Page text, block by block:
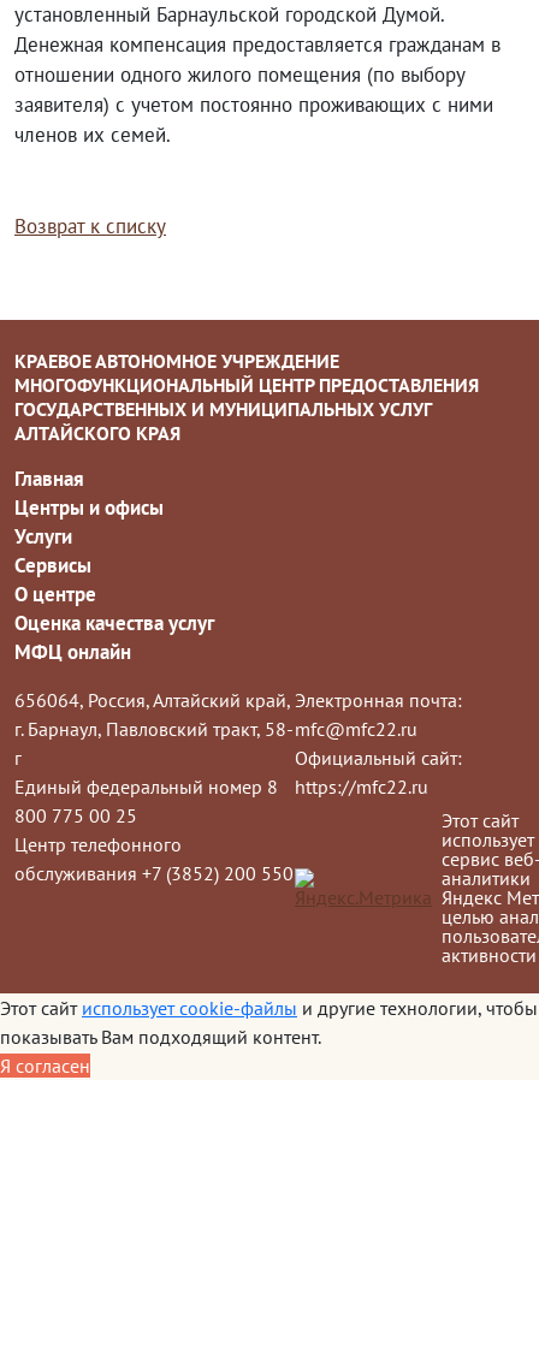
установленный Барнаульской городской Думой.
Денежная компенсация предоставляется гражданам в
отношении одного жилого помещения (по выбору
заявителя) с учетом постоянно проживающих с ними
членов их семей.
Возврат к списку
КРАЕВОЕ АВТОНОМНОЕ УЧРЕЖДЕНИЕ
МНОГОФУНКЦИОНАЛЬНЫЙ ЦЕНТР ПРЕДОСТАВЛЕНИЯ
ГОСУДАРСТВЕННЫХ И МУНИЦИПАЛЬНЫХ УСЛУГ
АЛТАЙСКОГО КРАЯ
Главная
Центры и офисы
Услуги
Сервисы
О центре
Оценка качества услуг
МФЦ онлайн
656064, Россия, Алтайский край,
г. Барнаул, Павловский тракт, 58-
г
Единый федеральный номер 8
800 775 00 25
Центр телефонного
обслуживания +7 (3852) 200 550
Электронная почта:
mfc@mfc22.ru
Официальный сайт:
https://mfc22.ru
Этот сайт
использует
сервис
аналитики
Яндекс
целью
активности
Этот сайт использует cookie-файлы и другие технологии, чтобы
показывать Вам подходящий контент.
Я согласен